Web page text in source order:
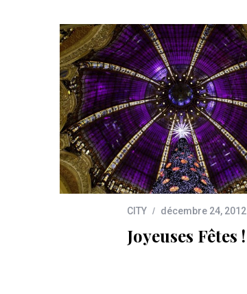
CITY décembre 24, 2012
Joyeuses Fêtes !